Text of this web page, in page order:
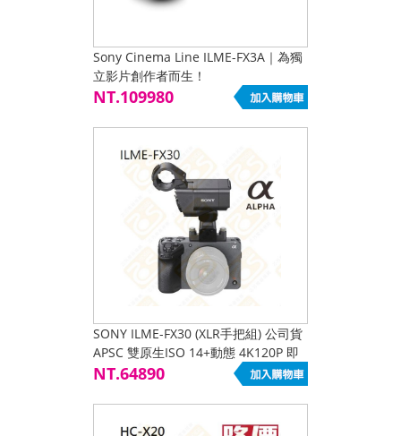
Sony Cinema Line ILME-FX3A｜為獨
立影片創作者而生！
NT.109980
SONY ILME-FX30 (XLR手把組) 公司貨
APSC 雙原生ISO 14+動態 4K120P 即
時眼睛追蹤對焦 五軸防手震 內建風扇
NT.64890